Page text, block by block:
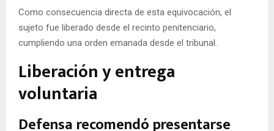
Como consecuencia directa de esta equivocación, el
sujeto fue liberado desde el recinto penitenciario,
cumpliendo una orden emanada desde el tribunal.
Liberación y entrega
voluntaria
Defensa recomendó presentarse